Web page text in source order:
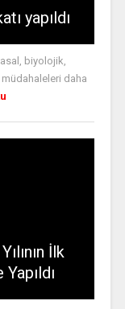
yapıldı
biyolojik,
daha
İlk